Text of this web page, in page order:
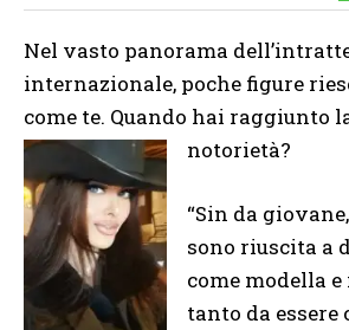
Nel vasto panorama
internazionale, poche figure
come te. Quando hai raggiunto
notorietà?
“Sin da
sono riuscita a
come modella
tanto da essere